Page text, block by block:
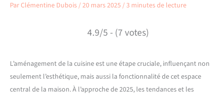
ParClémentine Dubois/20 mars 2025/3 minutes de lecture
4.9/5 - (7 votes)
L’aménagement de la cuisine est une étape cruciale, influençant non
seulement l’esthétique, mais aussi la fonctionnalité de cet espace
central de la maison. À l’approche de 2025, les tendances et les